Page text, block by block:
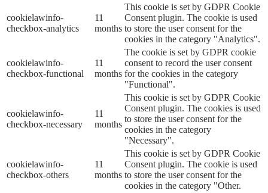
cookielawinfo-
checkbox-analytics
11
months
This cookie is set by GDPR Cookie
Consent plugin. The cookie is used
to store the user consent for the
cookies in the category "Analytics".
cookielawinfo-
checkbox-functional
11
months
The cookie is set by GDPR cookie
consent to record the user consent
for the cookies in the category
"Functional".
cookielawinfo-
checkbox-necessary
11
months
This cookie is set by GDPR Cookie
Consent plugin. The cookies is used
to store the user consent for the
cookies in the category
"Necessary".
cookielawinfo-
checkbox-others
11
months
This cookie is set by GDPR Cookie
Consent plugin. The cookie is used
to store the user consent for the
cookies in the category "Other.